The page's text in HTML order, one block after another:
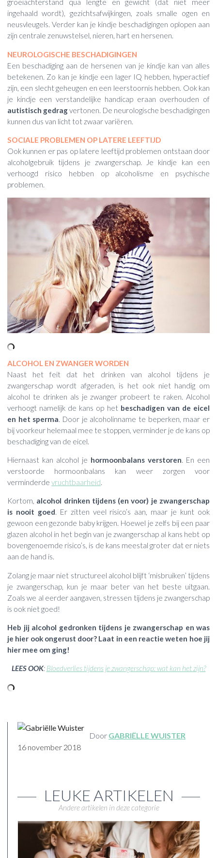
groeiachterstand qua lengte en gewicht (dat niet meer
ingehaald wordt), gezichtsafwijkingen, zoals smalle ogen en
neusvleugels. Verder kan je kindje beschadigingen oplopen aan
zijn centrale zenuwstelsel, nieren, hart en hersenen.
NEUROLOGISCHE BESCHADIGINGEN
Een beschadiging aan de hersenen van je kindje kan van alles
betekenen. Zo kan je kindje een lager IQ hebben, hyperactief
zijn, een slecht geheugen en een leerstoornis hebben. Ook kan
je kindje een verstandelijke handicap eraan overhouden of
autistisch gedragvertonen. De neurologische beschadigingen
kunnen dus van licht tot zwaar variëren.
SOCIALE PROBLEMEN OP LATERE LEEFTIJD
Ook kunnen er pas op latere leeftijd problemen ontstaan door
alcoholgebruik tijdens je zwangerschap. Je kindje kan een
verhoogd risico hebben op alcoholisme en psychische
problemen.
ALCOHOL EN ZWANGER WORDEN
Naast het feit dat het drinken van alcohol tijdens je
zwangerschap wordt afgeraden, is het ook niet handig om
alcohol te drinken als je zwanger probeert te raken. Alcohol
verhoogt namelijk de kans op het beschadigen van de eicel
en het sperma. Door je alcoholinname te beperken, maar er
bij voorkeur helemaal mee te stoppen, verminder je de kans op
beschadiging van de eicel.
Hiernaast kan alcohol je hormoonbalans verstoren. En een
verstoorde hormoonbalans kan weer zorgen voor
verminderde vruchtbaarheid.
Kortom, alcohol drinken tijdens (en voor) je zwangerschap
is nooit goed. Er zitten veel risico’s aan, maar je kunt ook
gewoon een gezonde baby krijgen. Hoewel je zelfs bij een paar
glazen alcohol in het begin van je zwangerschap al kans hebt op
bovengenoemde risico’s, is de kans meestal groter dat er niets
aan de hand is.
Zolang je maar niet structureel alcohol blijft ‘misbruiken’ tijdens
je zwangerschap, kun je maar beter van het beste uitgaan.
Zoals we al eerder aangaven, stressen tijdens je zwangerschap
is ook niet goed!
Heb jij alcohol gedronken tijdens je zwangerschap en was
je hier ook ongerust door? Laat in een reactie weten hoe jij
hier mee om ging!
LEES OOK: Bloedverlies tijdens je zwangerschap: wat kan het zijn?
Door GABRIËLLE WUISTER
16 november 2018
LEUKE ARTIKELEN
Andere artikelen in deze categorie